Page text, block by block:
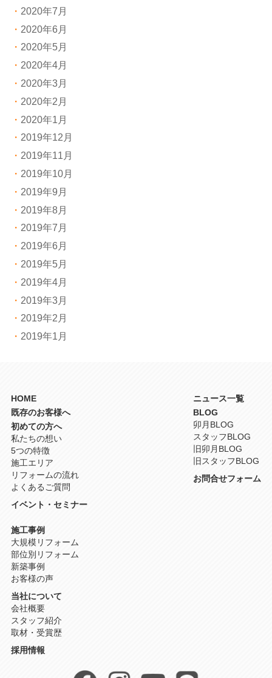
2020年7月
2020年6月
2020年5月
2020年4月
2020年3月
2020年2月
2020年1月
2019年12月
2019年11月
2019年10月
2019年9月
2019年8月
2019年7月
2019年6月
2019年5月
2019年4月
2019年3月
2019年2月
2019年1月
HOME
既存のお客様へ
初めての方へ
私たちの想い
5つの特徴
施工エリア
リフォームの流れ
よくあるご質問
イベント・セミナー
施工事例
大規模リフォーム
部位別リフォーム
新築事例
お客様の声
当社について
会社概要
スタッフ紹介
取材・受賞歴
採用情報
ニュース一覧
BLOG
卯月BLOG
スタッフBLOG
旧卯月BLOG
旧スタッフBLOG
お問合せフォーム